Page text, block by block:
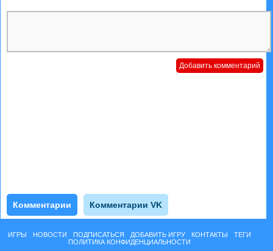
Комментарии Комментарии VK
ИГРЫ НОВОСТИ ПОДПИСАТЬСЯ ДОБАВИТЬ ИГРУ КОНТАКТЫ
ТЕГИ
ПОЛИТИКА КОНФИДЕНЦИАЛЬНОСТИ